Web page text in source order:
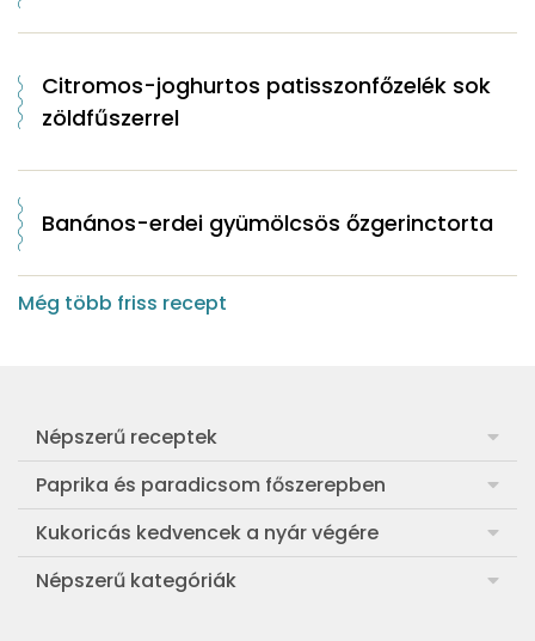
Citromos-joghurtos patisszonfőzelék sok
zöldfűszerrel
Banános-erdei gyümölcsös őzgerinctorta
Még több friss recept
Népszerű receptek
Frankfurti leves
Egyszerű muffin
Aranygaluska
Paprika és paradicsom főszerepben
Pan con Tomate
Paradicsom és paprika eltevése télre
Kukoricás kedvencek a nyár végére
Legfinomabb főtt kukorica
Népszerű kategóriák